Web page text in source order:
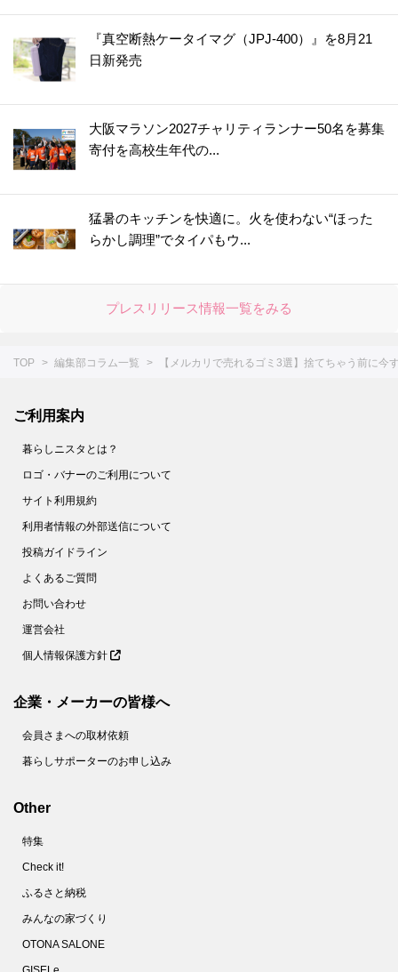
『真空断熱ケータイマグ（JPJ-400）』を8月21
日新発売
大阪マラソン2027チャリティランナー50名を募集
寄付を高校生年代の...
猛暑のキッチンを快適に。火を使わない“ほった
らかし調理”でタイパもウ...
プレスリリース情報一覧をみる
TOP 編集部コラム一覧 【メルカリで売れるゴミ3選】捨てちゃう前に
ご利用案内
暮らしニスタとは？
ロゴ・バナーのご利用について
サイト利用規約
利用者情報の外部送信について
投稿ガイドライン
よくあるご質問
お問い合わせ
運営会社
個人情報保護方針
企業・メーカーの皆様へ
会員さまへの取材依頼
暮らしサポーターのお申し込み
Other
特集
Check it!
ふるさと納税
みんなの家づくり
OTONA SALONE